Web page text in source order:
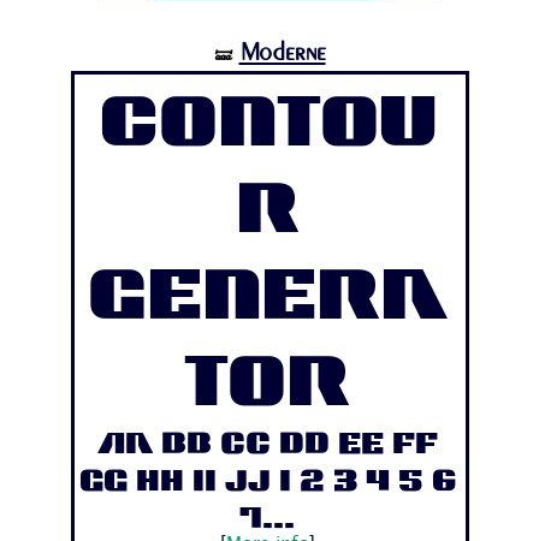
🝛 Moderne
Contou
r
Genera
tor
Aa Bb Cc Dd Ee Ff
Gg Hh Ii Jj 1 2 3 4 5 6
7...